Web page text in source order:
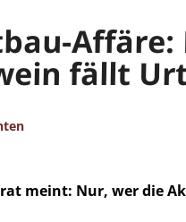
Affäre:
fällt
meint: Nur, wer die